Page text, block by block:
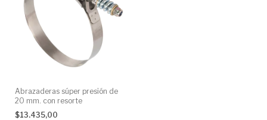
Abrazaderas súper presión de
20 mm. con resorte
$13.435,00